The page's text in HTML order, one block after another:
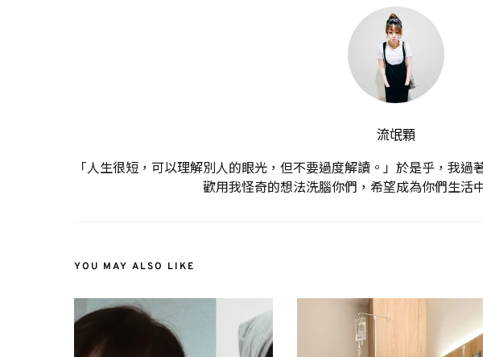
流氓顆
「人生很短，可以理解別人的眼光，但不要過度解讀。」於是乎，我
歡用我怪奇的想法洗腦你們，希望成為你們生活
YOU MAY ALSO LIKE